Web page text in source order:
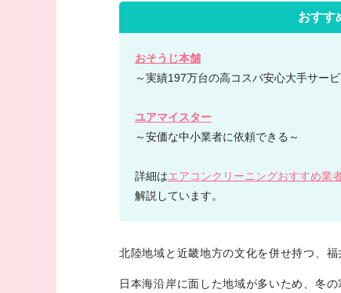
おすす
おそうじ本舗
～実績197万台の高コスパ安心大手サービ
ユアマイスター
～安価な中小業者に依頼できる～
詳細はエアコンクリーニングおすすめ業
解説しています。
北陸地域と近畿地方の文化を併せ持つ、福
日本海沿岸に面した地域が多いため、冬の